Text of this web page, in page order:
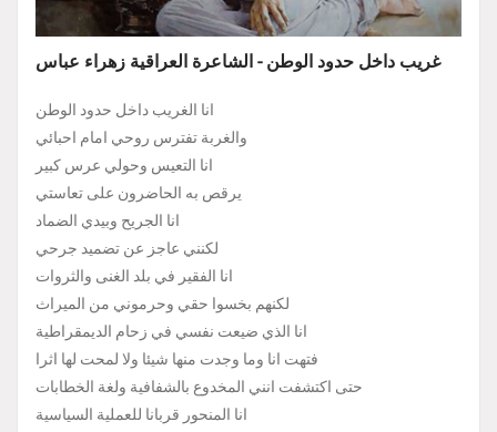
غريب داخل حدود الوطن - الشاعرة العراقية زهراء عباس
انا الغريب داخل حدود الوطن
والغربة تفترس روحي امام احبائي
انا التعيس وحولي عرس كبير
يرقص به الحاضرون على تعاستي
انا الجريح وبيدي الضماد
لكنني عاجز عن تضميد جرحي
انا الفقير في بلد الغنى والثروات
لكنهم بخسوا حقي وحرموني من الميراث
انا الذي ضيعت نفسي في زحام الديمقراطية
فتهت انا وما وجدت منها شيئا ولا لمحت لها اثرا
حتى اكتشفت انني المخدوع بالشفافية ولغة الخطابات
انا المنحور قربانا للعملية السياسية